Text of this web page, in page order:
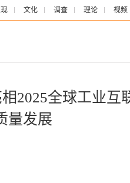
文化 调查 理论 视频
2025全球工业互
量发展